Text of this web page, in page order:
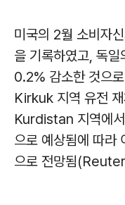
미국의 2월 소비자
을 기록하였고, 독일
0.2% 감소한 것으
Kirkuk 지역 유전
Kurdistan 지역에
으로 예상됨에 따라
으로 전망됨